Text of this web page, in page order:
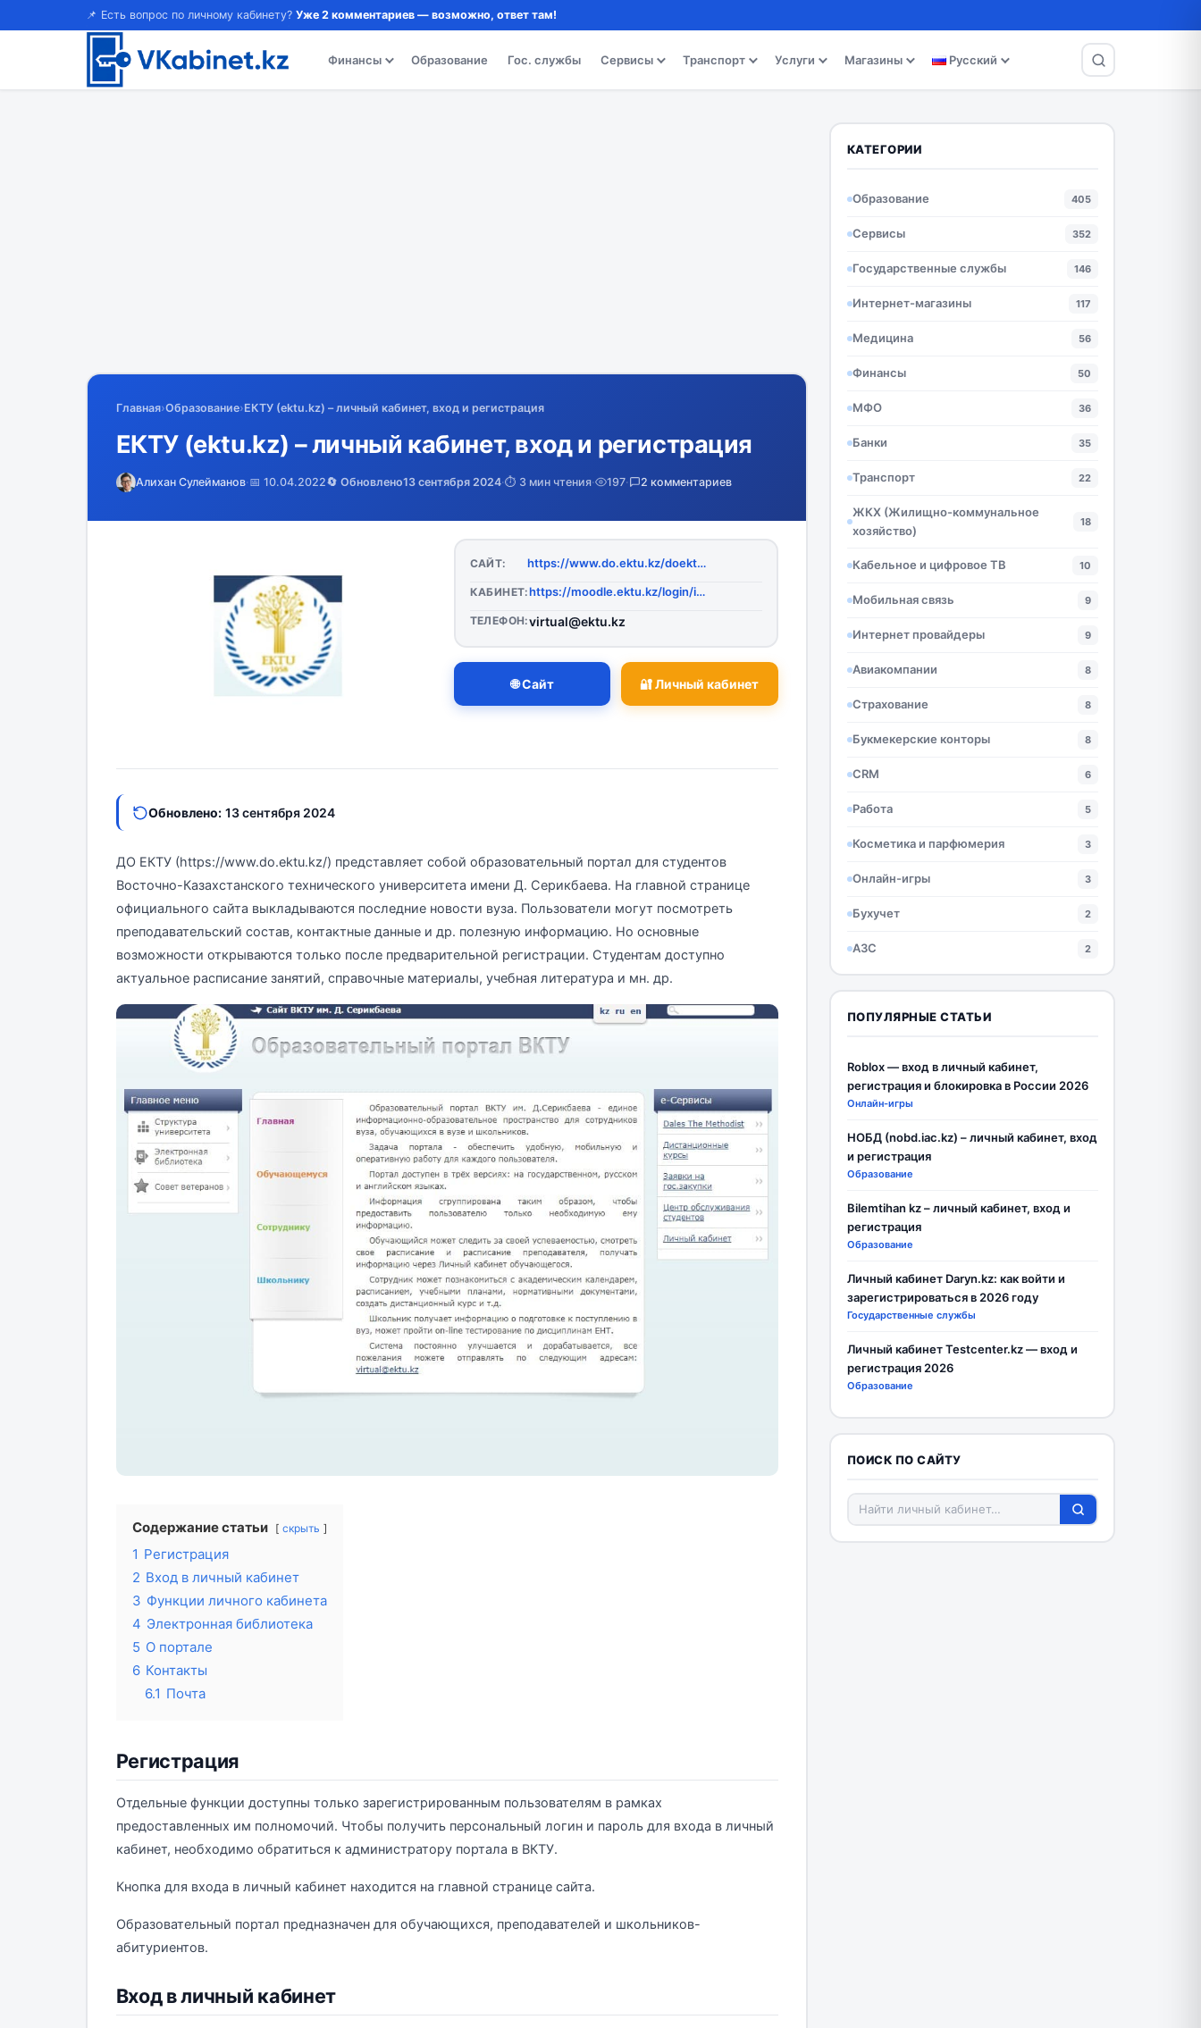
📌 Есть вопрос по личному кабинету? Уже 2 комментариев — возможно, ответ там!
Финансы Образование Гос. службы Сервисы Транспорт Услуги Магазины Русский
Главная›Образование›ЕКТУ (ektu.kz) – личный кабинет, вход и регистрация
ЕКТУ (ektu.kz) – личный кабинет, вход и регистрация
Алихан Сулейманов·📅 10.04.2022🔄 Обновлено13 сентября 2024·⏱️ 3 мин чтения· 197· 2 комментариев
САЙТ: https://www.do.ektu.kz/doektu/Default.aspx
КАБИНЕТ: https://moodle.ektu.kz/login/index.php
ТЕЛЕФОН:virtual@ektu.kz
🌐 Сайт 🔐 Личный кабинет
Обновлено: 13 сентября 2024
ДО ЕКТУ (https://www.do.ektu.kz/) представляет собой образовательный портал для студентов
Восточно-Казахстанского технического университета имени Д. Серикбаева. На главной странице
официального сайта выкладываются последние новости вуза. Пользователи могут посмотреть
преподавательский состав, контактные данные и др. полезную информацию. Но основные
возможности открываются только после предварительной регистрации. Студентам доступно
актуальное расписание занятий, справочные материалы, учебная литература и мн. др.
Содержание статьи скрыть
1 Регистрация
2 Вход в личный кабинет
3 Функции личного кабинета
4 Электронная библиотека
5 О портале
6 Контакты
6.1 Почта
Регистрация
Отдельные функции доступны только зарегистрированным пользователям в рамках
предоставленных им полномочий. Чтобы получить персональный логин и пароль для входа в личный
кабинет, необходимо обратиться к администратору портала в ВКТУ.
Кнопка для входа в личный кабинет находится на главной странице сайта.
Образовательный портал предназначен для обучающихся, преподавателей и школьников-
абитуриентов.
Вход в личный кабинет
КАТЕГОРИИ
Образование 405
Сервисы 352
Государственные службы 146
Интернет-магазины 117
Медицина 56
Финансы 50
МФО 36
Банки 35
Транспорт 22
ЖКХ (Жилищно-коммунальное
хозяйство)
18
Кабельное и цифровое ТВ 10
Мобильная связь 9
Интернет провайдеры 9
Авиакомпании 8
Страхование 8
Букмекерские конторы 8
CRM 6
Работа 5
Косметика и парфюмерия 3
Онлайн-игры 3
Бухучет 2
АЗС 2
ПОПУЛЯРНЫЕ СТАТЬИ
Roblox — вход в личный кабинет,
регистрация и блокировка в России 2026
Онлайн-игры
НОБД (nobd.iac.kz) – личный кабинет, вход
и регистрация
Образование
Bilemtihan kz – личный кабинет, вход и
регистрация
Образование
Личный кабинет Daryn.kz: как войти и
зарегистрироваться в 2026 году
Государственные службы
Личный кабинет Testcenter.kz — вход и
регистрация 2026
Образование
ПОИСК ПО САЙТУ